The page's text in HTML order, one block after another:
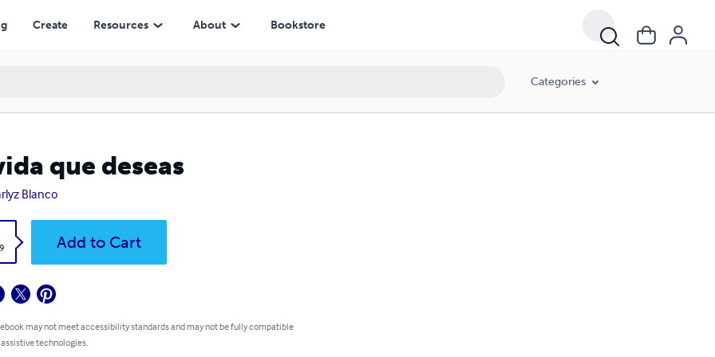
Create Resources About Bookstore
Categories
que deseas
Blanco
Add to Cart
may not meet accessibility standards and may not be fully compatible
technologies.